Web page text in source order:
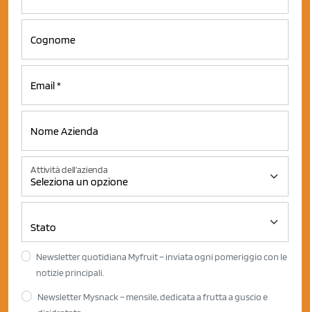
Attività dell'azienda
Newsletter quotidiana Myfruit – inviata ogni pomeriggio con le
notizie principali.
Newsletter Mysnack – mensile, dedicata a frutta a guscio e